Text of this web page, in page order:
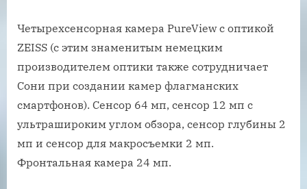
Четырехсенсорная камера PureView с оптикой
ZEISS (с этим знаменитым немецким
производителем оптики также сотрудничает
Сони при создании камер флагманских
смартфонов). Сенсор 64 мп, сенсор 12 мп с
ультрашироким углом обзора, сенсор глубины 2
мп и сенсор для макросъемки 2 мп.
Фронтальная камера 24 мп.